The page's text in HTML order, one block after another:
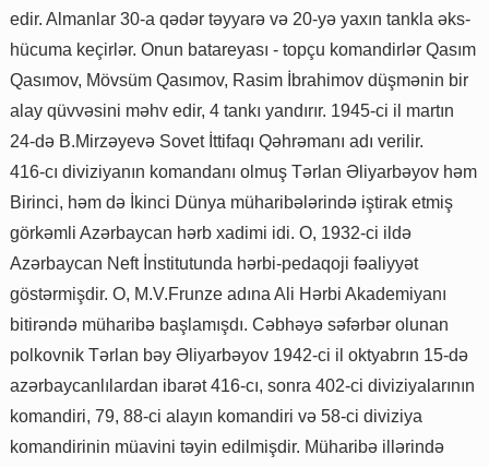
edir. Almanlar 30-a qədər təyyarə və 20-yə yaxın tankla əks-
hücuma keçirlər. Onun batareyası - topçu komandirlər Qasım
Qasımov, Mövsüm Qasımov, Rasim İbrahimov düşmənin bir
alay qüvvəsini məhv edir, 4 tankı yandırır. 1945-ci il martın
24-də B.Mirzəyevə Sovet İttifaqı Qəhrəmanı adı verilir.
416-cı diviziyanın komandanı olmuş Tərlan Əliyarbəyov həm
Birinci, həm də İkinci Dünya müharibələrində iştirak etmiş
görkəmli Azərbaycan hərb xadimi idi. O, 1932-ci ildə
Azərbaycan Neft İnstitutunda hərbi-pedaqoji fəaliyyət
göstərmişdir. O, M.V.Frunze adına Ali Hərbi Akademiyanı
bitirəndə müharibə başlamışdı. Cəbhəyə səfərbər olunan
polkovnik Tərlan bəy Əliyarbəyov 1942-ci il oktyabrın 15-də
azərbaycanlılardan ibarət 416-cı, sonra 402-ci diviziyalarının
komandiri, 79, 88-ci alayın komandiri və 58-ci diviziya
komandirinin müavini təyin edilmişdir. Müharibə illərində